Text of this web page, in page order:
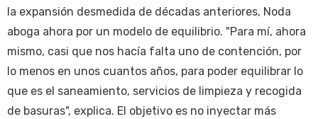
la expansión desmedida de décadas anteriores, Noda
aboga ahora por un modelo de equilibrio. "Para mí, ahora
mismo, casi que nos hacía falta uno de contención, por
lo menos en unos cuantos años, para poder equilibrar lo
que es el saneamiento, servicios de limpieza y recogida
de basuras", explica. El objetivo es no inyectar más